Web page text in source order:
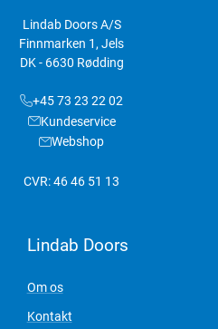
Lindab Doors A/S
Finnmarken 1, Jels
DK - 6630 Rødding
+45 73 23 22 02
Kundeservice
Webshop
CVR: 46 46 51 13
Lindab Doors
Om os
Kontakt